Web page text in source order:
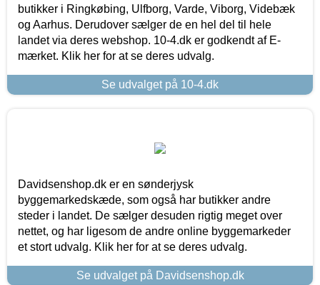
butikker i Ringkøbing, Ulfborg, Varde, Viborg, Videbæk
og Aarhus. Derudover sælger de en hel del til hele
landet via deres webshop. 10-4.dk er godkendt af E-
mærket. Klik her for at se deres udvalg.
Se udvalget på 10-4.dk
Davidsenshop.dk er en sønderjysk
byggemarkedskæde, som også har butikker andre
steder i landet. De sælger desuden rigtig meget over
nettet, og har ligesom de andre online byggemarkeder
et stort udvalg. Klik her for at se deres udvalg.
Se udvalget på Davidsenshop.dk